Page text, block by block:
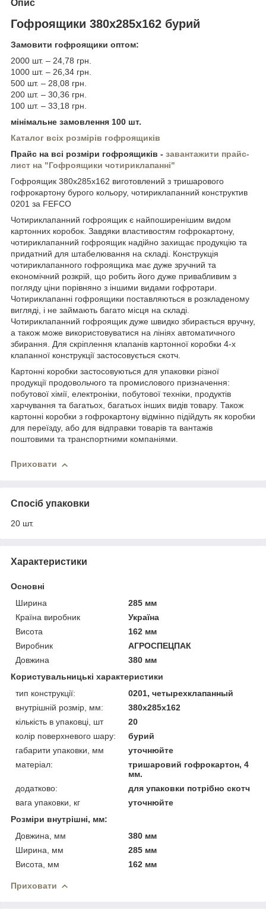
Опис
Гофроящики 380х285х162 бурий
Замовити гофроящики оптом:
2000 шт. – 24,78 грн.
1000 шт. – 26,34 грн.
500 шт. – 28,08 грн.
200 шт. – 30,36 грн.
100 шт. – 33,18 грн.
мінімальне замовлення 100 шт.
Каталог всіх розмірів гофроящиків
Прайс на всі розміри гофроящиків - завантажити прайс-
лист на "Гофроящики чотириклапанні"
Гофроящик 380х285х162 виготовлений з тришарового
гофрокартону бурого кольору, чотириклапанний конструктив
0201 за FEFCO
Чотириклапанний гофроящик є найпоширенішим видом
картонних коробок. Завдяки властивостям гофрокартону,
чотириклапанний гофроящик надійно захищає продукцію та
придатний для штабелювання на складі. Конструкція
чотириклапанного гофроящика має дуже зручний та
економічний розкрій, що робить його дуже привабливим з
погляду ціни порівняно з іншими видами гофротари.
Чотириклапанні гофроящики поставляються в розкладеному
вигляді, і не займають багато місця на складі.
Чотириклапанний гофроящик дуже швидко збирається вручну,
а також може використовуватися на лініях автоматичного
збирання. Для скріплення клапанів картонної коробки 4-х
клапанної конструкції застосовується скотч.
Картонні коробки застосовуються для упаковки різної
продукції продовольчого та промислового призначення:
побутової хімії, електроніки, побутової техніки, продуктів
харчування та багатьох, багатьох інших видів товару. Також
картонні коробки з гофрокартону відмінно підійдуть як коробки
для переїзду, або для відправки товарів та вантажів
поштовими та транспортними компаніями.
Приховати
Спосіб упаковки
20 шт.
Характеристики
Основні
Ширина
285 мм
Країна виробник
Україна
Висота
162 мм
Виробник
АГРОСПЕЦПАК
Довжина
380 мм
Користувальницькі характеристики
тип конструкції:
0201, четырехклапанный
внутрішній розмір, мм:
380х285х162
кількість в упаковці, шт
20
колір поверхневого шару:
бурий
габарити упаковки, мм
уточнюйте
матеріал:
тришаровий гофрокартон, 4
мм.
додатково:
для упаковки потрібно скотч
вага упаковки, кг
уточнюйте
Розміри внутрішні, мм:
Довжина, мм
380 мм
Ширина, мм
285 мм
Висота, мм
162 мм
Приховати